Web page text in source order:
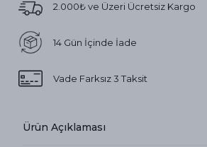
2.000₺ ve Üzeri Ücretsiz Kargo
14 Gün İçinde İade
Vade Farksız 3 Taksit
Ürün Açıklaması